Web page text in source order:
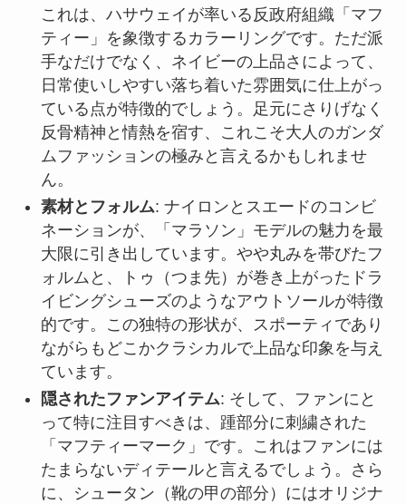
これは、ハサウェイが率いる反政府組織「マフ
ティー」を象徴するカラーリングです。ただ派
手なだけでなく、ネイビーの上品さによって、
日常使いしやすい落ち着いた雰囲気に仕上がっ
ている点が特徴的でしょう。足元にさりげなく
反骨精神と情熱を宿す、これこそ大人のガンダ
ムファッションの極みと言えるかもしれませ
ん。
素材とフォルム: ナイロンとスエードのコンビ
ネーションが、「マラソン」モデルの魅力を最
大限に引き出しています。やや丸みを帯びたフ
ォルムと、トゥ（つま先）が巻き上がったドラ
イビングシューズのようなアウトソールが特徴
的です。この独特の形状が、スポーティであり
ながらもどこかクラシカルで上品な印象を与え
ています。
隠されたファンアイテム: そして、ファンにと
って特に注目すべきは、踵部分に刺繍された
「マフティーマーク」です。これはファンには
たまらないディテールと言えるでしょう。さら
に、シュータン（靴の甲の部分）にはオリジナ